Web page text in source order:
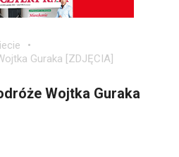
Guraka [ZDJĘCIA]
Wojtka Guraka